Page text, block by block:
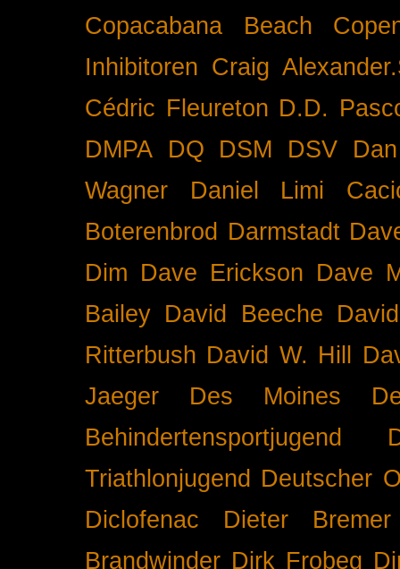
Copacabana Beach
Inhibitoren Craig
Cédric Fleureton D.D.
DMPA
DQ DSM DSV
Wagner
Daniel Limi
Boterenbrod Darmstadt
Dim Dave Erickson Dave
Bailey David Beeche
Ritterbush David W. Hill
Jaeger
Des Moines
Behindertensportjugend
Triathlonjugend Deutscher
Diclofenac
Dieter Bremer
Brandwinder Dirk Frobeg